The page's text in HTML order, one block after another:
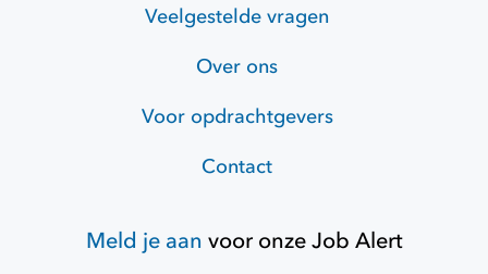
Veelgestelde vragen
Over ons
Voor opdrachtgevers
Contact
Meld je aan voor onzeJob Alert